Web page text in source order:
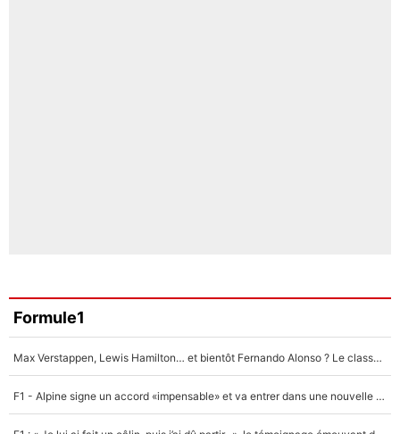
Formule1
Max Verstappen, Lewis Hamilton… et bientôt Fernando Alonso ? Le classement des pilotes les mieux payés en Formule 1 risque de changer !
F1 - Alpine signe un accord «impensable» et va entrer dans une nouvelle dimension : Grande nouvelle pour Pierre Gasly !